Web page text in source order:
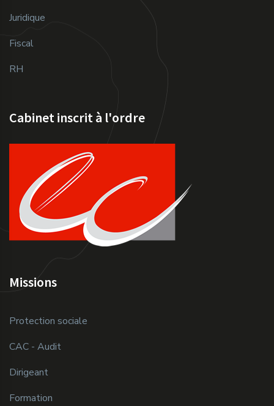
Juridique
Fiscal
RH
Missions
Protection sociale
CAC - Audit
Dirigeant
Formation
Cabinet inscrit à l'ordre